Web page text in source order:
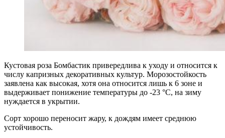
Кустовая роза Бомбастик привередлива к уходу и относится к
числу капризных декоративных культур. Морозостойкость
заявлена как высокая, хотя она относится лишь к 6 зоне и
выдерживает понижение температуры до -23 °С, на зиму
нуждается в укрытии.
Сорт хорошо переносит жару, к дождям имеет среднюю
устойчивость.